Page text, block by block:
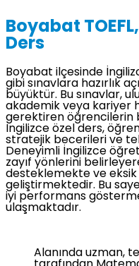
Boyabat
Ders
Boyabat ilçesinde
gibi sınavlara hazırlık
büyüktür. Bu sınavlar,
akademik veya kariyer
gerektiren öğrencilerin
İngilizce özel ders,
stratejik becerileri ve
Deneyimli İngilizce
zayıf yönlerini
desteklemekte ve eksik
geliştirmektedir. Bu
iyi performans
ulaşmaktadır.
Alanında uzman,